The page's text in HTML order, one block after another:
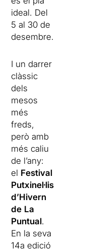
ideal. Del
5 al 30 de
desembre.
I un darrer
clàssic
dels
mesos
més
freds,
però amb
més caliu
de l’any:
el Festival
Putxinel·lis
d’Hivern
de La
Puntual.
En la seva
14a edició